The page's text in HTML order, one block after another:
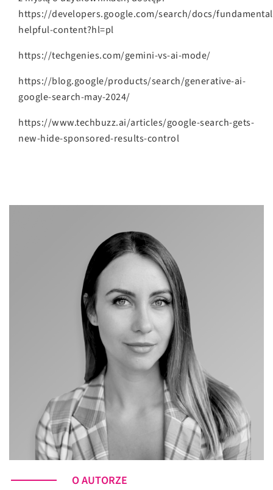
https://developers.google.com/search/docs/
helpful-content?hl=pl
https://techgenies.com/gemini-vs-ai-mode/
https://blog.google/products/search/generative-ai-
google-search-may-2024/
https://www.techbuzz.ai/articles/google-search-gets-
new-hide-sponsored-results-control
O AUTORZE